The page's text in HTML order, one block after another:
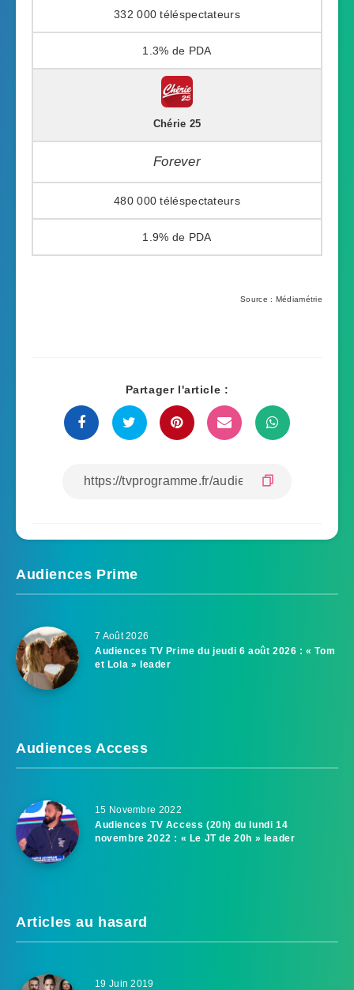
332 000
1.3%
Chérie 25
Forever
480 000
1.9%
Source : Médiamétrie
Partager l'article :
Audiences Prime
7 Août 2026
Audiences TV Prime du jeudi 6 août 2026 : « Tom
et Lola » leader
Audiences Access
15 Novembre 2022
Audiences TV Access (20h) du lundi 14
novembre 2022 : « Le JT de 20h » leader
Articles au hasard
19 Juin 2019